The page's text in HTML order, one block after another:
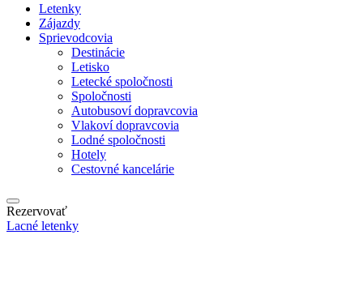
Letenky
Zájazdy
Sprievodcovia
Destinácie
Letisko
Letecké spoločnosti
Spoločnosti
Autobusoví dopravcovia
Vlakoví dopravcovia
Lodné spoločnosti
Hotely
Cestovné kancelárie
Rezervovať
Lacné letenky